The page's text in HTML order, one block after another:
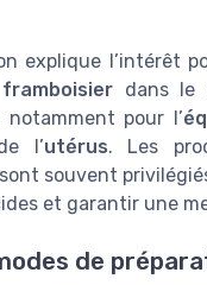
explique l’intérêt
dans le
notamment pour l’
l’utérus. Les
sont souvent
et garantir une
de